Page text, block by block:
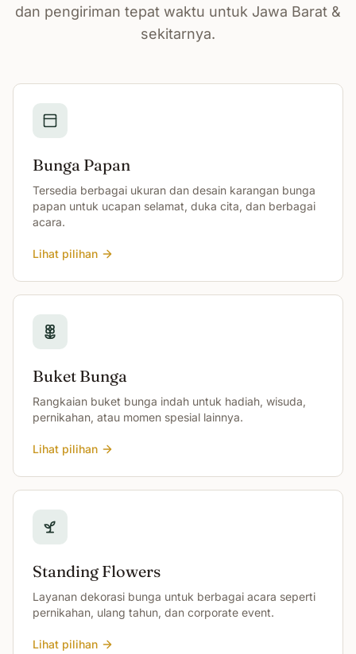
dan pengiriman tepat waktu untuk Jawa Barat &
sekitarnya.
Bunga Papan
Tersedia berbagai ukuran dan desain karangan bunga
papan untuk ucapan selamat, duka cita, dan berbagai
acara.
Lihat pilihan
Buket Bunga
Rangkaian buket bunga indah untuk hadiah, wisuda,
pernikahan, atau momen spesial lainnya.
Lihat pilihan
Standing Flowers
Layanan dekorasi bunga untuk berbagai acara seperti
pernikahan, ulang tahun, dan corporate event.
Lihat pilihan